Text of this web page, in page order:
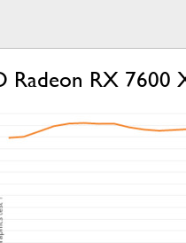
Radeon RX 7600